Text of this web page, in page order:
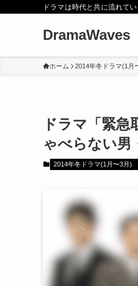
ドラマは時代と共に流れて
DramaWaves
ホーム 2014年冬ドラマ(1月
ドラマ「緊
ゃべらない男
2014年冬ドラマ(1月〜3月)